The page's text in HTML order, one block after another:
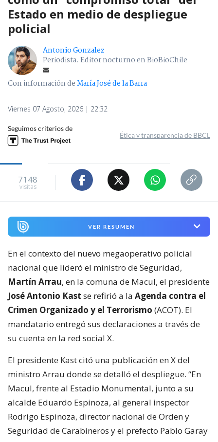
Estado en medio de despliegue
policial
Antonio Gonzalez
Periodista. Editor nocturno en BioBioChile
Con información deMaría José de la Barra
Viernes 07 Agosto, 2026 | 22:32
Seguimos criterios de
Ética y transparencia de BBCL
7148
visitas
VER RESUMEN
En el contexto del nuevo megaoperativo policial
nacional que lideró el ministro de Seguridad,
Martín Arrau, en la comuna de Macul, el presidente
José Antonio Kast se refirió a la Agenda contra el
Crimen Organizado y el Terrorismo (ACOT). El
mandatario entregó sus declaraciones a través de
su cuenta en la red social X.
El presidente Kast citó una publicación en X del
ministro Arrau donde se detalló el despliegue. “En
Macul, frente al Estadio Monumental, junto a su
alcalde Eduardo Espinoza, al general inspector
Rodrigo Espinoza, director nacional de Orden y
Seguridad de Carabineros y el prefecto Pablo Garay